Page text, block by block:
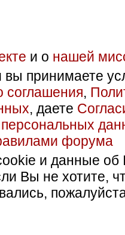
и о нашей
вы принимаете
соглашения,
, даете
форума
и данные об
Вы не хотите,